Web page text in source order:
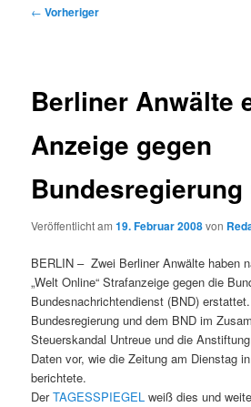
Beitragsnavigation
← Vorheriger
Berliner Anwälte
Anzeige gegen
Bundesregierung
Veröffentlicht am19. Februar 2008von
BERLIN –Zwei Berliner Anwälte haben
„Welt Online“ Strafanzeige gegen die
Bundesnachrichtendienst (BND)
Bundesregierung und dem BND im
Steuerskandal Untreue und die
Daten vor, wie die Zeitung am Dienstag
berichtete.
DerTAGESSPIEGEL weiß dies und